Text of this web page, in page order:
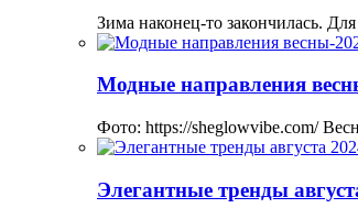
Зима наконец-то закончилась.
Модные направления
Фото: https://sheglowvibe.com/
Элегантные тренды